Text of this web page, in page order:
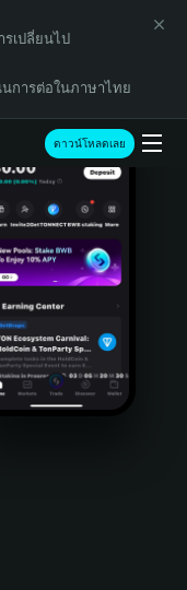
เปลี่ยนไป
นการต่อในภาษาไทย
ดาวน์โหลดเลย